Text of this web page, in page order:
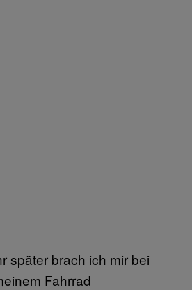
später brach ich mir bei
Fahrrad